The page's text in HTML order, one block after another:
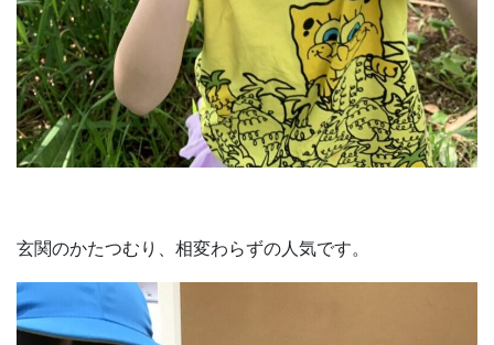
玄関のかたつむり、相変わらずの人気です。